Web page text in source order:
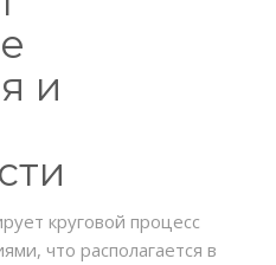
и
круговой процесс
что располагается в